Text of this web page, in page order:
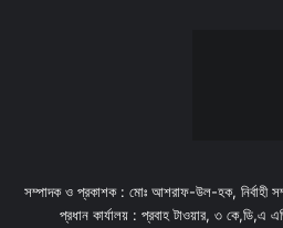
সম্পাদক ও প্রকাশক : মোঃ আশরাফ-উল-হক, নির্বাহী
প্রধান কার্যালয় : প্রবাহ টাওয়ার, ৩ কে,ডি,এ